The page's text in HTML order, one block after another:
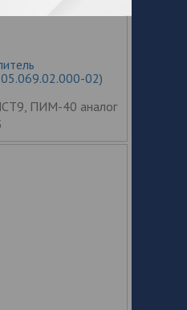
02)
ПИМ-40 аналог